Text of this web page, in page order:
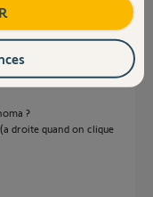
?
droite quand on clique